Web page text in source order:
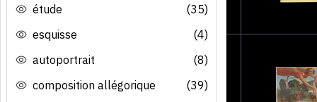
étude
(35)
esquisse
(4)
autoportrait
(8)
composition allégorique
(39)